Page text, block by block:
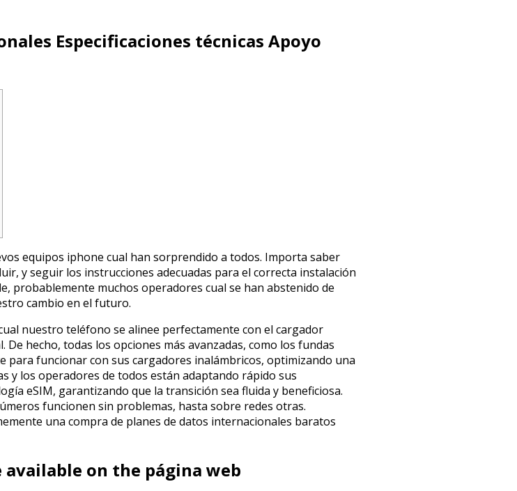
Especificaciones técnicas Apoyo
equipos iphone cual han sorprendido a todos. Importa saber
y seguir los instrucciones adecuadas para el correcta instalación
probablemente muchos operadores cual se han abstenido de
cambio en el futuro.
nuestro teléfono se alinee perfectamente con el cargador
hecho, todas los opciones más avanzadas, como los fundas
para funcionar con sus cargadores inalámbricos, optimizando una
y los operadores de todos están adaptando rápido sus
eSIM, garantizando que la transición sea fluida y beneficiosa.
funcionen sin problemas, hasta sobre redes otras.
una compra de planes de datos internacionales baratos
on the página web